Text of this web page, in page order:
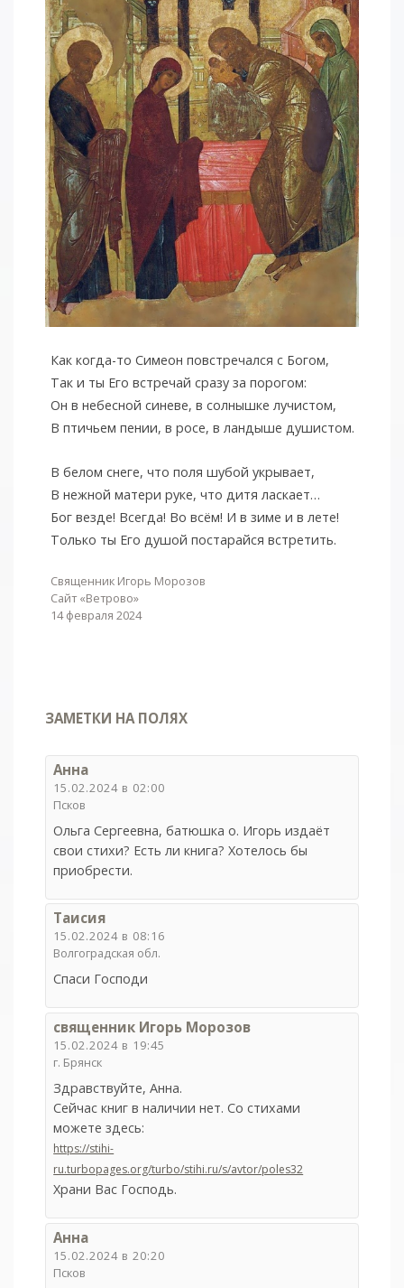
Как когда-то Симеон повстречался с Богом,
Так и ты Его встречай сразу за порогом:
Он в небесной синеве, в солнышке лучистом,
В птичьем пении, в росе, в ландыше душистом.
В белом снеге, что поля шубой укрывает,
В нежной матери руке, что дитя ласкает…
Бог везде! Всегда! Во всём! И в зиме и в лете!
Только ты Его душой постарайся встретить.
Священник Игорь Морозов
Сайт «Ветрово»
14 февраля 2024
ЗАМЕТКИ НА ПОЛЯХ
Анна
15.02.2024 в 02:00
Псков
Ольга Сергеевна, батюшка о. Игорь издаёт
свои стихи? Есть ли книга? Хотелось бы
приобрести.
Таисия
15.02.2024 в 08:16
Волгоградская обл.
Спаси Господи
священник Игорь Морозов
15.02.2024 в 19:45
г. Брянск
Здравствуйте, Анна.
Сейчас книг в наличии нет. Со стихами
можете здесь:
https://stihi-
ru.turbopages.org/turbo/stihi.ru/s/avtor/poles32
Храни Вас Господь.
Анна
15.02.2024 в 20:20
Псков